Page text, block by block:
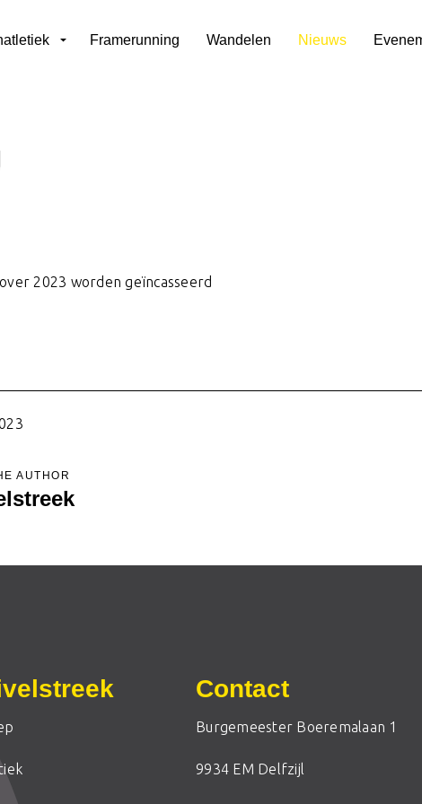
Framerunning Wandelen Nieuws
2023 worden geïncasseerd
AUTHOR
Contact
Burgemeester Boeremalaan 1
9934 EM Delfzijl